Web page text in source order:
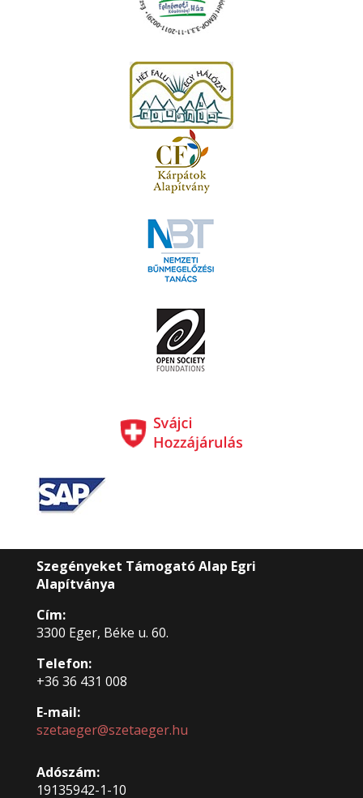
Szegényeket Támogató Alap Egri
Alapítványa
Cím:
3300 Eger, Béke u. 60.
Telefon:
+36 36 431 008
E-mail:
szetaeger@szetaeger.hu
Adószám:
19135942-1-10